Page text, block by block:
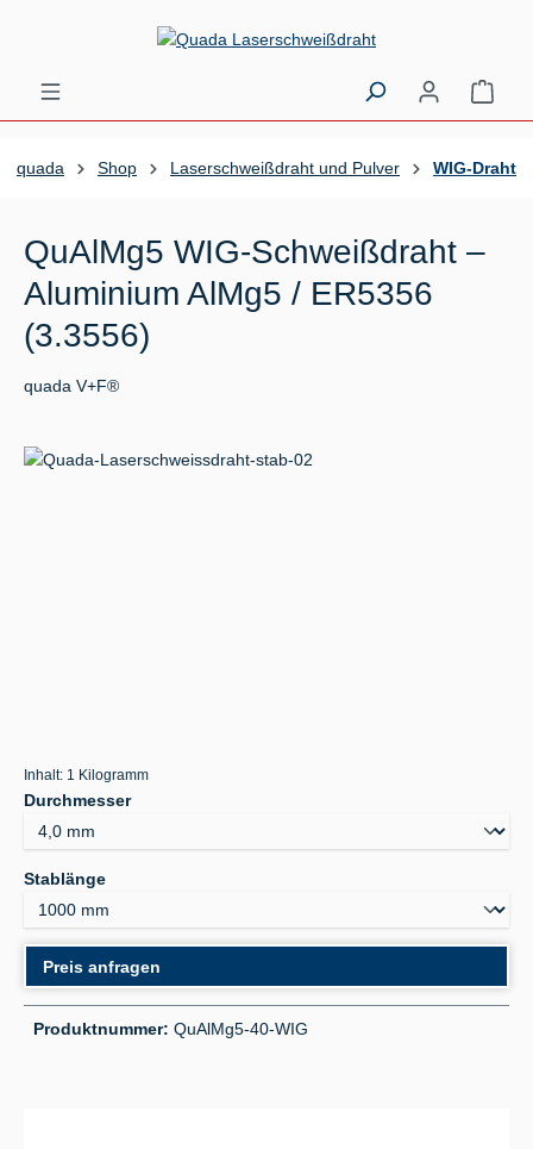
Zum Hauptinhalt springen
quada Shop Laserschweißdraht und Pulver WIG-Draht
QuAlMg5 WIG-Schweißdraht –
Aluminium AlMg5 / ER5356
(3.3556)
quada V+F®
Bildergalerie überspringen
Inhalt: 1 Kilogramm
Durchmesserauswählen
Stablängeauswählen
Preis anfragen
Produktnummer: QuAlMg5-40-WIG